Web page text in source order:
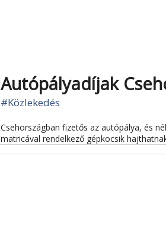
Autópályadíjak
#Közlekedés
Csehországban fizetős az autópálya, és
matricával rendelkező gépkocsik